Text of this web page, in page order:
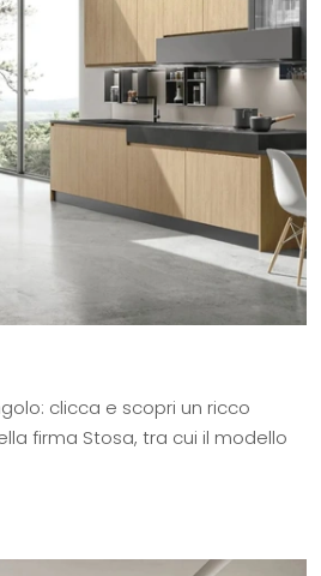
clicca e scopri un ricco
firma Stosa, tra cui il modello